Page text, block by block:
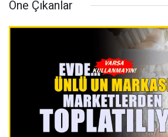
Öne Çıkanlar